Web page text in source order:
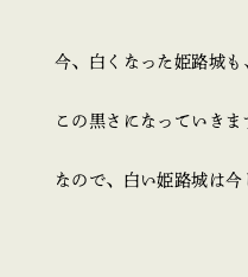
今、白くなった姫路城も
この黒さになっていきま
なので、白い姫路城は今